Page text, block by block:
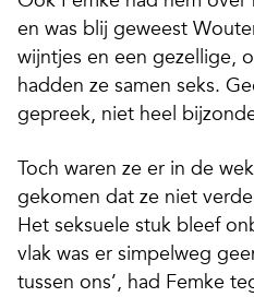
en was blij geweest
wijntjes en een gezellige,
hadden ze samen seks.
gepreek, niet heel
Toch waren ze er in de
gekomen dat ze niet
Het seksuele stuk bleef
vlak was er simpelweg
tussen ons’, had Femke